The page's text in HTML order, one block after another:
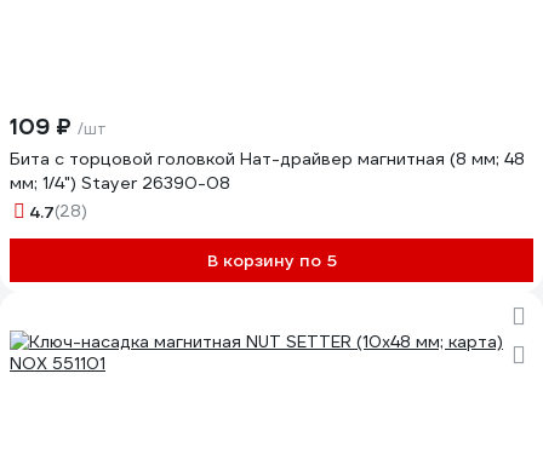
109 ₽ /шт
Бита с торцовой головкой Нат-драйвер магнитная (8 мм; 48
мм; 1/4") Stayer 26390-08
4.7(28)
В корзину по 5